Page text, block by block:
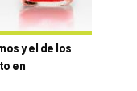
y el de los
en